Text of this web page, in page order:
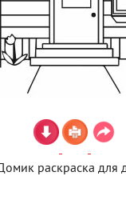
раскраска для